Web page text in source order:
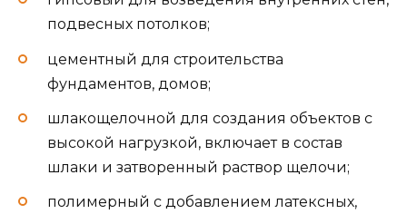
подвесных потолков;
цементный для строительства
фундаментов, домов;
шлакощелочной для создания объектов с
высокой нагрузкой, включает в состав
шлаки и затворенный раствор щелочи;
полимерный с добавлением латексных,